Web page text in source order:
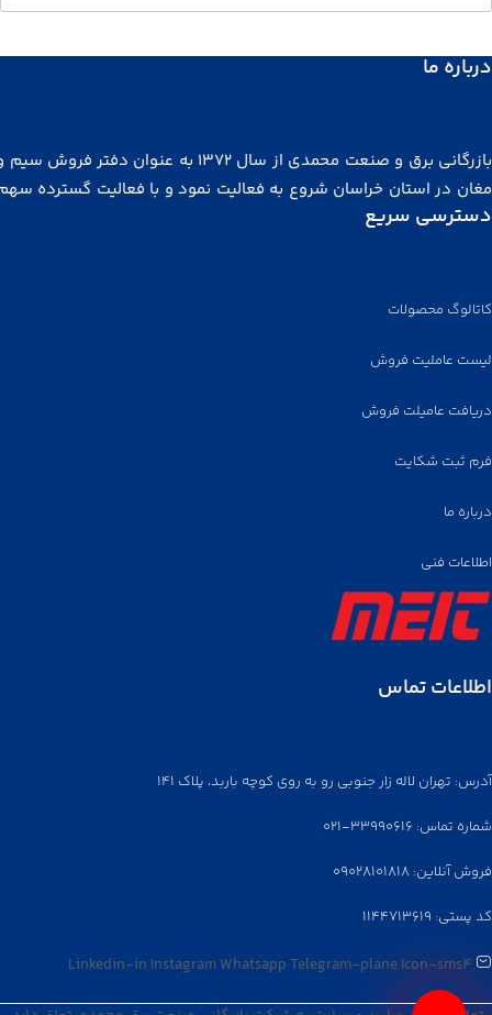
درباره ما
بازرگانی برق و صنعت محمدی از سال ۱۳۷۲ به عنوان دفتر
مغان در استان خراسان شروع به فعالیت نمود و با فعالیت گسترده
توجهی از بازار خراسان، شرق کشور، آسیای میانه و افغانستان را
لاله زار تهران مشغول به فعالیت هستیم و
می‌گردد.
دسترسی سریع
کاتالوگ محصولات
لیست عاملیت فروش
دریافت عامیلت فروش
فرم ثبت شکایت
درباره ما
اطلاعات فنی
اطلاعات تماس
آدرس: تهران لاله زار جنوبی رو به روی کوچه باربد، پلاک ۱۴۱
شماره تماس: ۳۳۹۹۰۶۱۶-۰۲۱
فروش آنلاین: ۰۹۰۲۸۱۰۱۸۱۸
کد پستی: ۱۱۴۴۷۱۳۶۱۹
Linkedin-in InstagramWhatsappTelegram-planeIcon-sms4